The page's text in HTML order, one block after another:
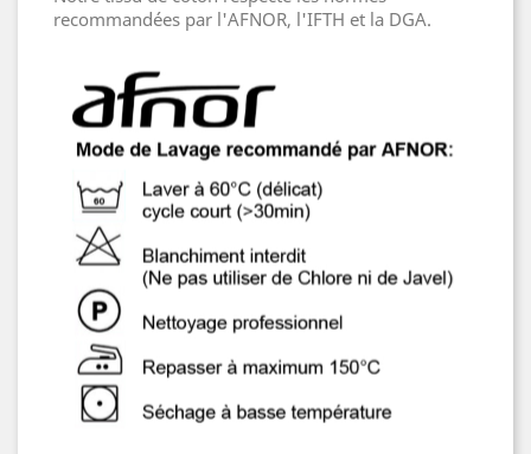
recommandées par l'AFNOR, l'IFTH et la DGA.